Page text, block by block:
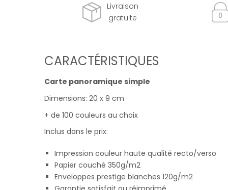
Livraison
gratuite
CARACTÉRISTIQUES
Carte panoramique simple
Dimensions: 20 x 9 cm
+ de 100 couleurs au choix
Inclus dans le prix:
Impression couleur haute qualité recto/verso
Papier couché 350g/m2
Enveloppes prestige blanches 120g/m2